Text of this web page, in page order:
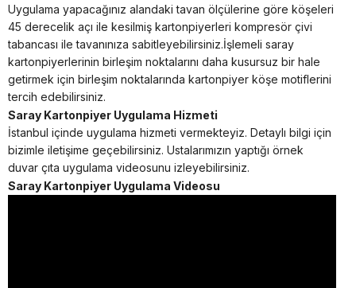
Uygulama yapacağınız alandaki tavan ölçülerine göre köşeleri
45 derecelik açı ile kesilmiş kartonpiyerleri kompresör çivi
tabancası ile tavanınıza sabitleyebilirsiniz.İşlemeli saray
kartonpiyerlerinin birleşim noktalarını daha kusursuz bir hale
getirmek için birleşim noktalarında kartonpiyer köşe motiflerini
tercih edebilirsiniz.
Saray Kartonpiyer Uygulama Hizmeti
İstanbul içinde uygulama hizmeti vermekteyiz. Detaylı bilgi için
bizimle iletişime geçebilirsiniz. Ustalarımızın yaptığı örnek
duvar çıta uygulama videosunu izleyebilirsiniz.
Saray Kartonpiyer Uygulama Videosu